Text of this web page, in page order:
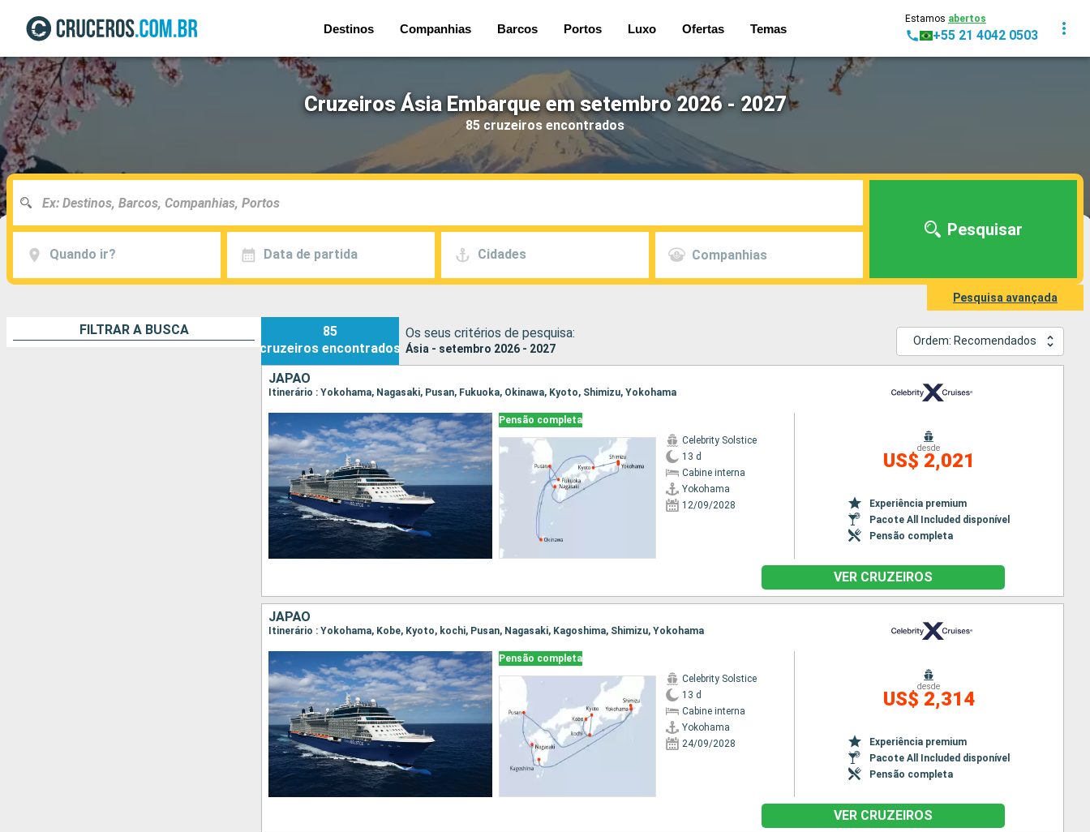
Destinos Companhias Barcos Portos Luxo Ofertas Temas
Estamos abertos
+55 21 4042 0503
Cruzeiros Ásia Embarque em setembro 2026 - 2027
85 cruzeiros encontrados
Quando ir? Data de partida Cidades Companhias
Pesquisar
Pesquisa avançada
FILTRAR A BUSCA
85
cruzeiros encontrados
Os seus critérios de pesquisa:
Ásia - setembro 2026 - 2027
Ordem: Recomendados
JAPÃO
Itinerário : Yokohama, Nagasaki, Pusan, Fukuoka, Okinawa, Kyoto, Shimizu, Yokohama
Pensão completa
Celebrity Solstice
13 d
Cabine interna
Yokohama
12/09/2028
desde
US$ 2,021
Experiência premium
Pacote All Included disponível
Pensão completa
VER CRUZEIROS
JAPÃO
Itinerário : Yokohama, Kobe, Kyoto, kochi, Pusan, Nagasaki, Kagoshima, Shimizu, Yokohama
Pensão completa
Celebrity Solstice
13 d
Cabine interna
Yokohama
24/09/2028
desde
US$ 2,314
Experiência premium
Pacote All Included disponível
Pensão completa
VER CRUZEIROS